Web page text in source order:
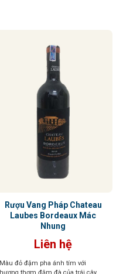
Rượu Vang Pháp Chateau
Laubes Bordeaux Mác
Nhung
Liên hệ
Màu đỏ đậm pha ánh tím với